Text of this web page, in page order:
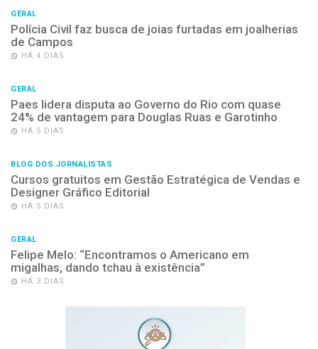
GERAL
Polícia Civil faz busca de joias furtadas em joalherias
de Campos
HÁ 4 DIAS
GERAL
Paes lidera disputa ao Governo do Rio com quase
24% de vantagem para Douglas Ruas e Garotinho
HÁ 5 DIAS
BLOG DOS JORNALISTAS
Cursos gratuitos em Gestão Estratégica de Vendas e
Designer Gráfico Editorial
HÁ 5 DIAS
GERAL
Felipe Melo: “Encontramos o Americano em
migalhas, dando tchau à existência”
HÁ 3 DIAS